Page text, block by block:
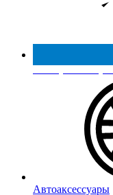
Реестр
Автоаксессуары